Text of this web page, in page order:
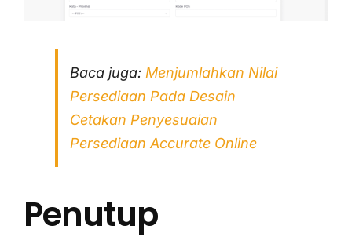
Baca juga: Menjumlahkan Nilai
Persediaan Pada Desain
Cetakan Penyesuaian
Persediaan Accurate Online
Penutup